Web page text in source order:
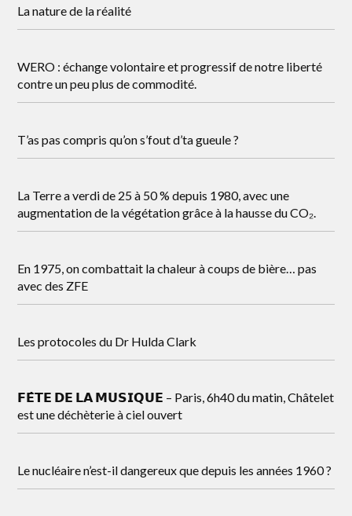
La nature de la réalité
WERO : échange volontaire et progressif de notre liberté
contre un peu plus de commodité.
T’as pas compris qu’on s’fout d’ta gueule ?
La Terre a verdi de 25 à 50 % depuis 1980, avec une
augmentation de la végétation grâce à la hausse du CO₂.
En 1975, on combattait la chaleur à coups de bière… pas
avec des ZFE
Les protocoles du Dr Hulda Clark
𝗙𝗘̂𝗧𝗘 𝗗𝗘 𝗟𝗔 𝗠𝗨𝗦𝗜𝗤𝗨𝗘 – Paris, 6h40 du matin, Châtelet
est une déchèterie à ciel ouvert
Le nucléaire n’est-il dangereux que depuis les années 1960 ?